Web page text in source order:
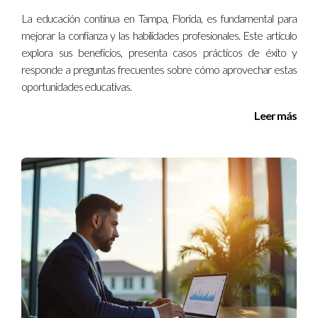
¡No dudes en buscar oportunidades de formación!
Te sorprenderá lo lejos que puedes llegar.
Depende de tus intereses y necesidades laborales. Cursos
relacionados con tu campo actual son una buena opción, pero
también considera aprender algo completamente nuevo que
pueda diversificar tus habilidades.
¿Cómo puedo encontrar cursos accesibles?
Investiga plataformas online como Coursera o Udemy.
También consulta instituciones locales que ofrezcan
programas presenciales o híbridos.
La educación continua en Tampa, Florida, es fundamental para
mejorar la confianza y las habilidades profesionales. Este artículo
explora sus beneficios, presenta casos prácticos de éxito y
responde a preguntas frecuentes sobre cómo aprovechar estas
oportunidades educativas.
Leer más